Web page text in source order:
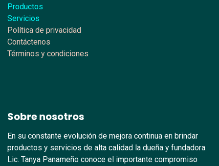
Productos
Servicios
Política de privacidad
Contáctenos
Términos y condiciones
Sobre nosotros
En su constante evolución de mejora continua en brindar
productos y servicios de alta calidad la dueña y fundadora
Lic. Tanya Panameño conoce el importante compromiso